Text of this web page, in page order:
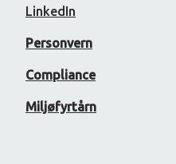
LinkedIn
Personvern
Compliance
Miljøfyrtårn